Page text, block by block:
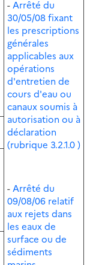
- Arrêté du
30/05/08 fixant
les prescriptions
générales
applicables aux
opérations
d'entretien de
cours d'eau ou
canaux soumis à
autorisation ou à
déclaration
(rubrique 3.2.1.0 )
- Arrêté du
09/08/06 relatif
aux rejets dans
les eaux de
surface ou de
sédiments